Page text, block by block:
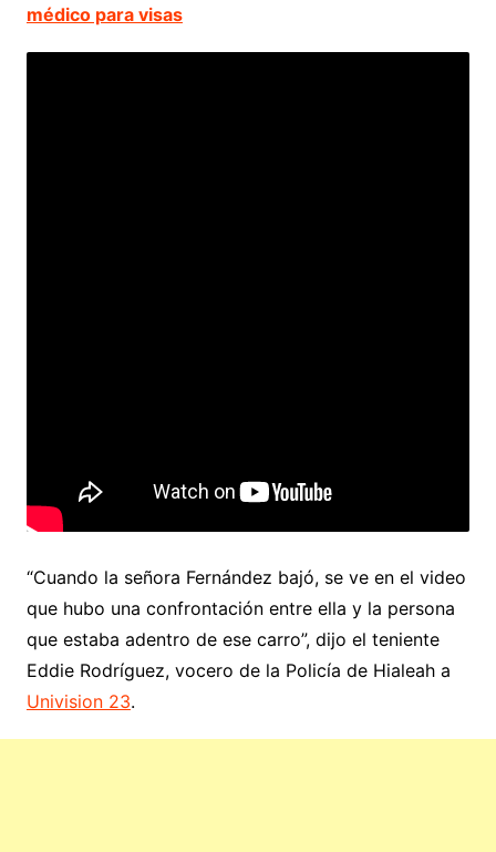
médico para visas
“Cuando la señora Fernández bajó, se ve en el video
que hubo una confrontación entre ella y la persona
que estaba adentro de ese carro”, dijo el teniente
Eddie Rodríguez, vocero de la Policía de Hialeah a
Univision 23.